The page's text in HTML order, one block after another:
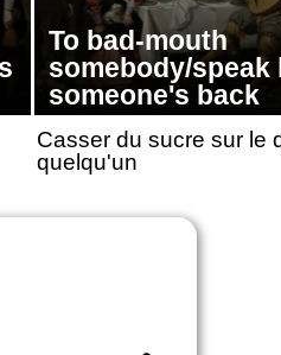
GIFT
OTHER
ABOUT
To bad-mouth
somebody/speak
someone's back
Casser du sucre sur le
quelqu'un